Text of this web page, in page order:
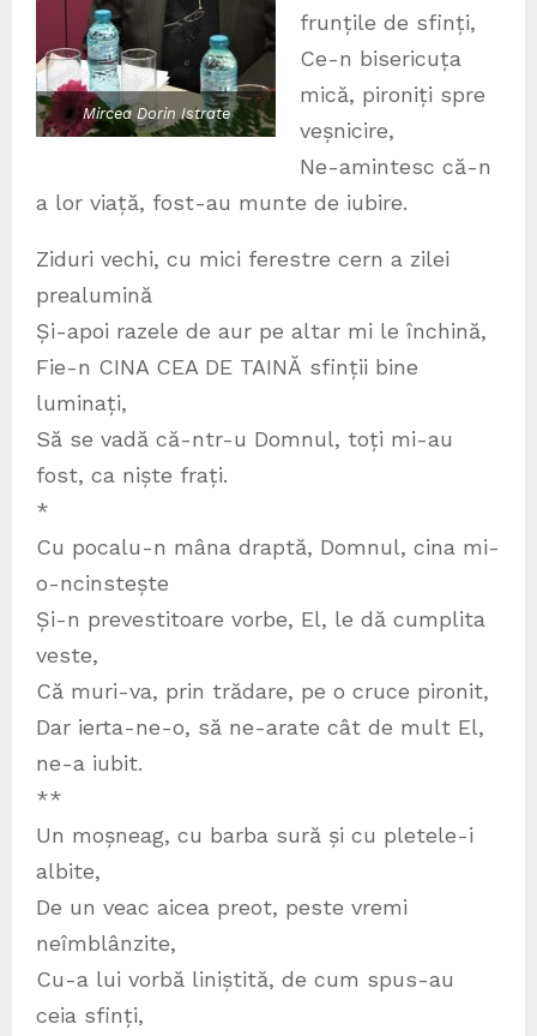
Mircea Dorin Istrate
frunțile de sfinți,
Ce-n bisericuța
mică, pironiți spre
veșnicire,
Ne-amintesc că-n
a lor viață, fost-au munte de iubire.
Ziduri vechi, cu mici ferestre cern a zilei
prealumină
Și-apoi razele de aur pe altar mi le închină,
Fie-n CINA CEA DE TAINĂ sfinții bine
luminați,
Să se vadă că-ntr-u Domnul, toți mi-au
fost, ca niște frați.
*
Cu pocalu-n mâna draptă, Domnul, cina mi-
o-ncinstește
Și-n prevestitoare vorbe, El, le dă cumplita
veste,
Că muri-va, prin trădare, pe o cruce pironit,
Dar ierta-ne-o, să ne-arate cât de mult El,
ne-a iubit.
**
Un moșneag, cu barba sură și cu pletele-i
albite,
De un veac aicea preot, peste vremi
neîmblânzite,
Cu-a lui vorbă liniștită, de cum spus-au
ceia sfinți,